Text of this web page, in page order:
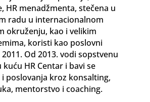
HR menadžmenta, stečena u
radu u internacionalnom
okruženju, kao i velikim
koristi kao poslovni
Od 2013. vodi sopstvenu
HR Centar i bavi se
poslovanja kroz konsalting,
mentorstvo i coaching.